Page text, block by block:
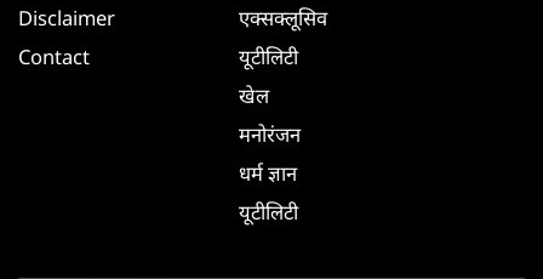
Disclaimer
Contact
एक्सक्लूसिव
यूटीलिटी
खेल
मनोरंजन
धर्म ज्ञान
यूटीलिटी